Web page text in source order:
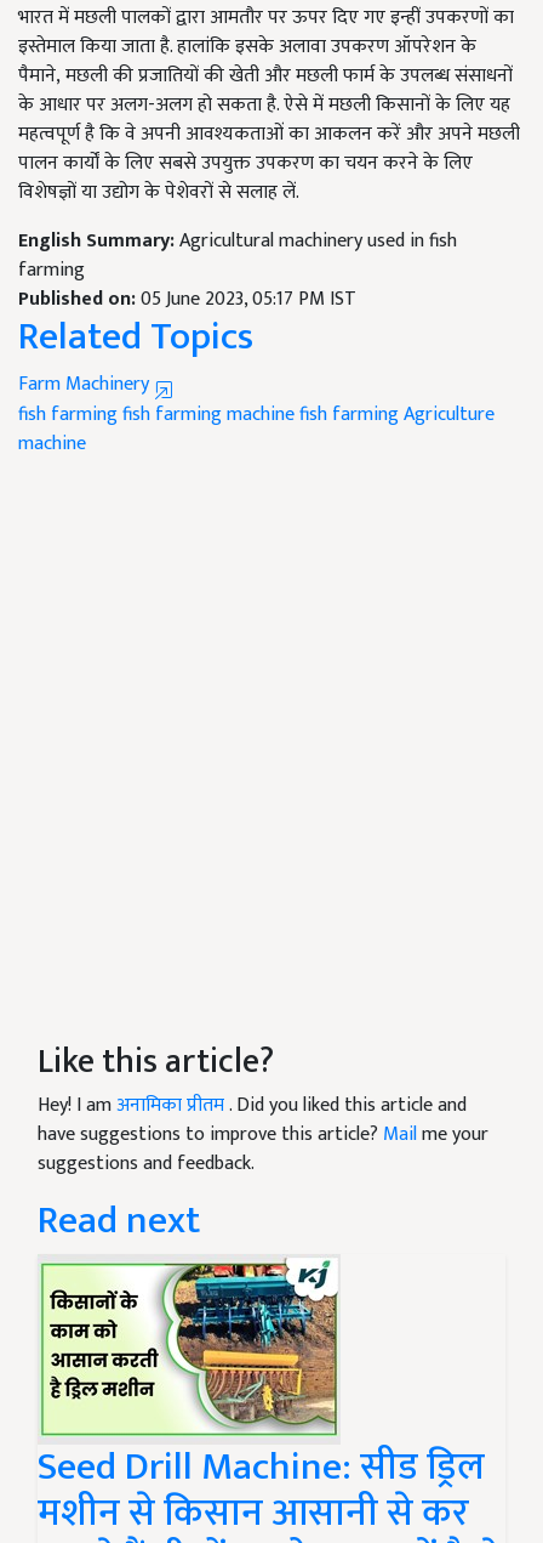
भारत में मछली पालकों द्वारा आमतौर पर ऊपर दिए गए इन्हीं उपकरणों का
इस्तेमाल किया जाता है. हालांकि इसके अलावा उपकरण ऑपरेशन के
पैमाने,मछली की प्रजातियों की खेती और मछली फार्म के उपलब्ध संसाधनों
के आधार पर अलग-अलग हो सकता है. ऐसे में मछली किसानों के लिए यह
महत्वपूर्ण है कि वे अपनी आवश्यकताओं का आकलन करें और अपने मछली
पालन कार्यों के लिए सबसे उपयुक्त उपकरण का चयन करने के लिए
विशेषज्ञों या उद्योग के पेशेवरों से सलाह लें.
English Summary:Agricultural machinery used in fish
farming
Published on:05 June 2023, 05:17 PM IST
Related Topics
Farm Machinery
fish farmingfish farming machinefish farming Agriculture
machine
Like this article?
Hey! I amअनामिका प्रीतम. Did you liked this article and
have suggestions to improve this article? Mailme your
suggestions and feedback.
Read next
Seed Drill Machine: सीड ड्रिल
मशीन से किसान आसानी से कर